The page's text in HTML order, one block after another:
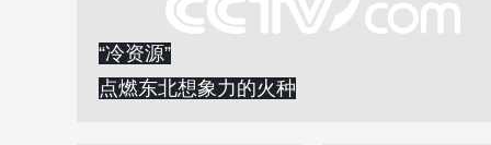
“冷资源”
点燃东北想象力的火种